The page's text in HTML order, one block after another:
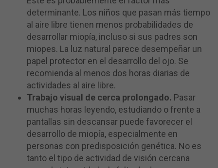
determinante. Los niños que pasan más tiempo
al aire libre tienen menos probabilidades de
desarrollar miopía, incluso si sus padres son
miopes. La luz natural parece desempeñar un
papel protector en el desarrollo del ojo. Se
recomienda al menos dos horas diarias de
actividades al aire libre.
Trabajo visual de cerca prolongado. Pasar
muchas horas leyendo, estudiando o frente a
pantallas sin descansar puede favorecer el
desarrollo de miopía, especialmente en
personas con predisposición genética. No es
tanto el tipo de actividad de visión cercana